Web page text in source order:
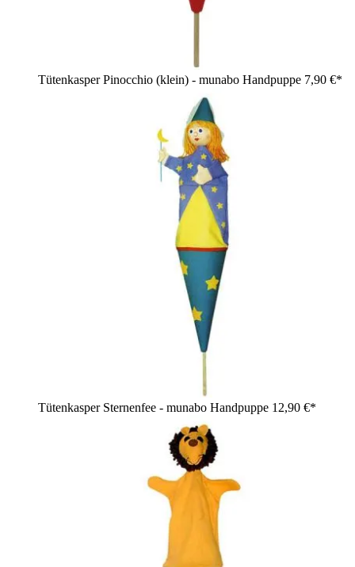
Tütenkasper Pinocchio (klein) - munabo Handpuppe 7,90 €*
Tütenkasper Sternenfee - munabo Handpuppe 12,90 €*